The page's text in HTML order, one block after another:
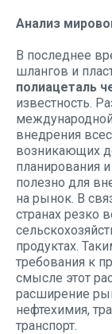
Анализ
В последнее
шлангов и
полиацеталь
известность.
внедрения
возникающих
планирования
полезно для
на рынок. В
странах резко
продуктах.
требования к
смысле этот
расширение
нефтехимия,
транспорт.